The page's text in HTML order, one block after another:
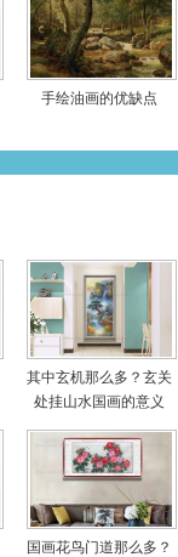
手绘油画的优缺点
其中玄机那么多？玄关
处挂山水国画的意义
国画花鸟门道那么多？